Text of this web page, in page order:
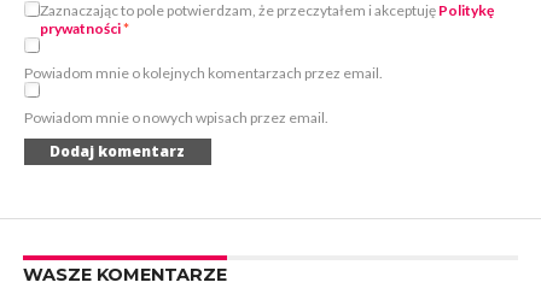
Zaznaczając to pole potwierdzam, że przeczytałem i akceptuję Politykę
prywatności*
Powiadom mnie o kolejnych komentarzach przez email.
Powiadom mnie o nowych wpisach przez email.
WASZE KOMENTARZE